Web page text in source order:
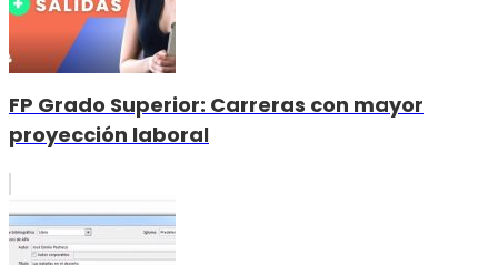
FP Grado Superior: Carreras con mayor
proyección laboral